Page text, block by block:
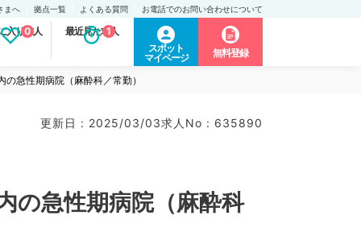
まへ 拠点一覧 よくある質問 お電話でのお問い合わせについて
入り求人
0 最近見た求人
1
スポット
マイページ
無料登録
急性期病院（麻酔科／常勤）
更新日 : 2025/03/03求人No : 635890
の急性期病院（麻酔科